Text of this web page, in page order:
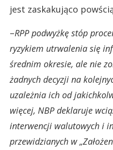
jest zaskakująco
–RPP podwyżkę stóp
ryzykiem utrwalenia się
średnim okresie, ale nie
żadnych decyzji na
uzależnia ich od
więcej, NBP deklaruje
interwencji walutowych i
przewidzianych w